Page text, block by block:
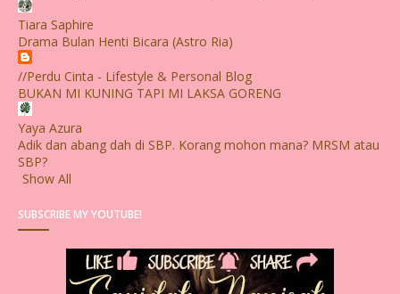
Tiara Saphire
Drama Bulan Henti Bicara (Astro Ria)
//Perdu Cinta - Lifestyle & Personal Blog
BUKAN MI KUNING TAPI MI LAKSA GORENG
Yaya Azura
Adik dan abang dah di SBP. Korang mohon mana? MRSM atau
SBP?
Show All
SUBSCRIBE MY YOUTUBE!